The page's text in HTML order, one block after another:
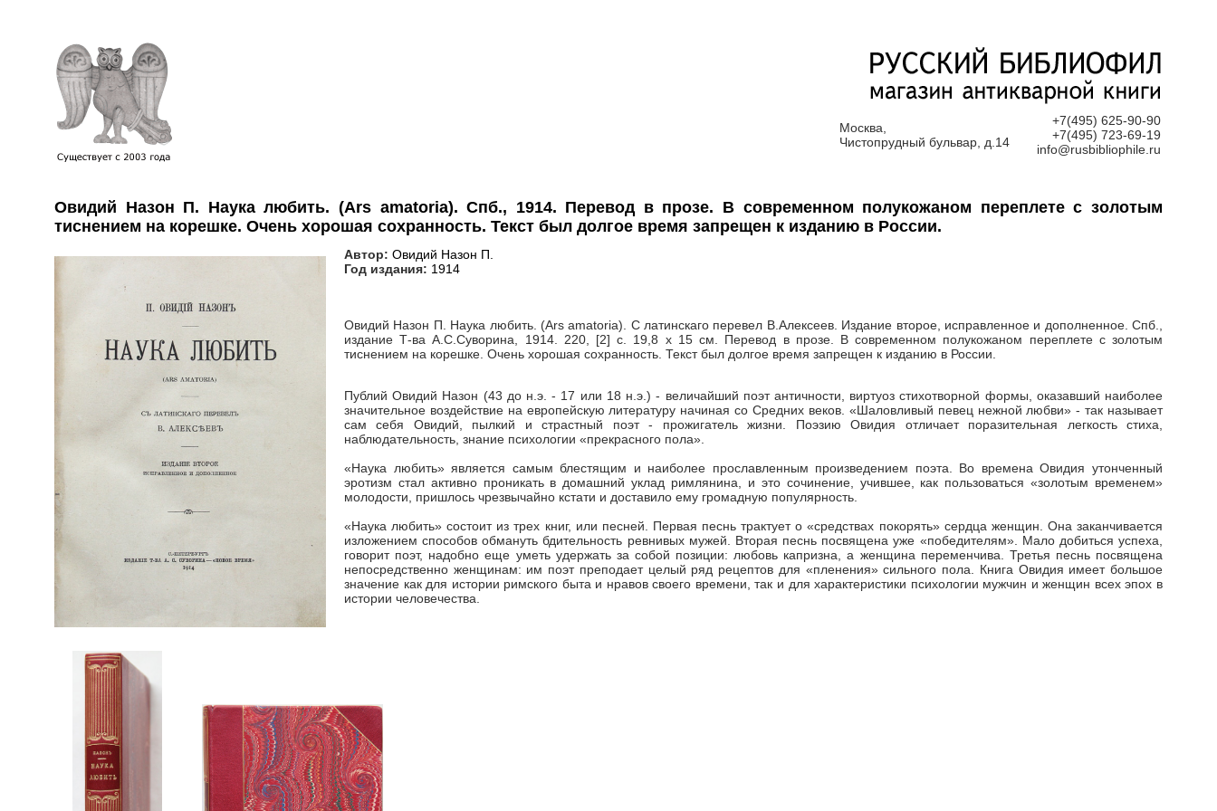
Москва,
Чистопрудный бульвар, д.14
+7(495) 625-90-90
+7(495) 723-69-19
info@rusbibliophile.ru
Овидий Назон П. Наука любить. (Ars amatoria). Спб., 1914. Перевод в прозе. В современном полукожаном переплете с золотым
тиснением на корешке. Очень хорошая сохранность. Текст был долгое время запрещен к изданию в России.
Автор: Овидий Назон П.
Год издания: 1914
Овидий Назон П. Наука любить. (Ars amatoria). С латинскаго перевел В.Алексеев. Издание второе, исправленное и дополненное. Спб.,
издание Т-ва А.С.Суворина, 1914. 220, [2] с. 19,8 х 15 см. Перевод в прозе. В современном полукожаном переплете с золотым
тиснением на корешке. Очень хорошая сохранность. Текст был долгое время запрещен к изданию в России.
Публий Овидий Назон (43 до н.э. - 17 или 18 н.э.) - величайший поэт античности, виртуоз стихотворной формы, оказавший наиболее
значительное воздействие на европейскую литературу начиная со Средних веков. «Шаловливый певец нежной любви» - так называет
сам себя Овидий, пылкий и страстный поэт - прожигатель жизни. Поэзию Овидия отличает поразительная легкость стиха,
наблюдательность, знание психологии «прекрасного пола».
«Наука любить» является самым блестящим и наиболее прославленным произведением поэта. Во времена Овидия утонченный
эротизм стал активно проникать в домашний уклад римлянина, и это сочинение, учившее, как пользоваться «золотым временем»
молодости, пришлось чрезвычайно кстати и доставило ему громадную популярность.
«Наука любить» состоит из трех книг, или песней. Первая песнь трактует о «средствах покорять» сердца женщин. Она заканчивается
изложением способов обмануть бдительность ревнивых мужей. Вторая песнь посвящена уже «победителям». Мало добиться успеха,
говорит поэт, надобно еще уметь удержать за собой позиции: любовь капризна, а женщина переменчива. Третья песнь посвящена
непосредственно женщинам: им поэт преподает целый ряд рецептов для «пленения» сильного пола. Книга Овидия имеет большое
значение как для истории римского быта и нравов своего времени, так и для характеристики психологии мужчин и женщин всех эпох в
истории человечества.